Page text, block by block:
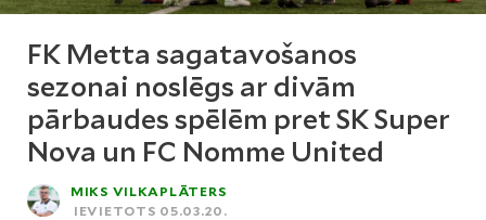
FK Metta sagatavošanos
sezonai noslēgs ar divām
pārbaudes spēlēm pret SK Super
Nova un FC Nomme United
MIKS VILKAPLĀTERS
IEVIETOTS 05.03.20.